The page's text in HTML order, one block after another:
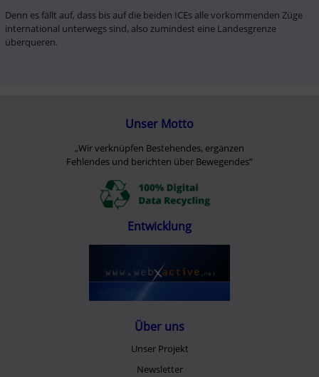
Denn es fällt auf, dass bis auf die beiden ICEs alle vorkommenden Züge
international unterwegs sind, also zumindest eine Landesgrenze
überqueren.
Unser Motto
„Wir verknüpfen Bestehendes, ergänzen
Fehlendes und berichten über Bewegendes”
Entwicklung
Über uns
Unser Projekt
Newsletter